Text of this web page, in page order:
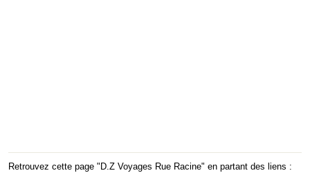
Retrouvez cette page "D.Z Voyages Rue Racine" en partant des liens :